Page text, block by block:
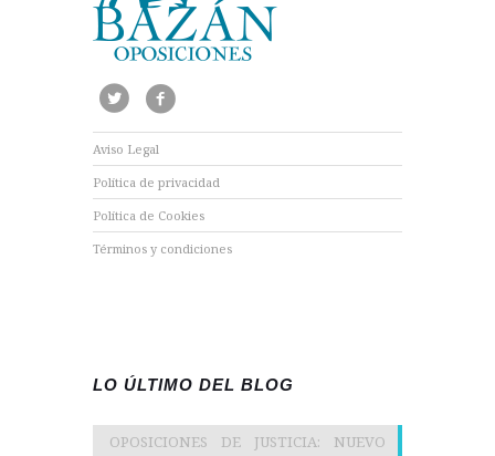
Aviso Legal
Política de privacidad
Política de Cookies
Términos y condiciones
LO ÚLTIMO DEL BLOG
OPOSICIONES DE JUSTICIA: NUEVO